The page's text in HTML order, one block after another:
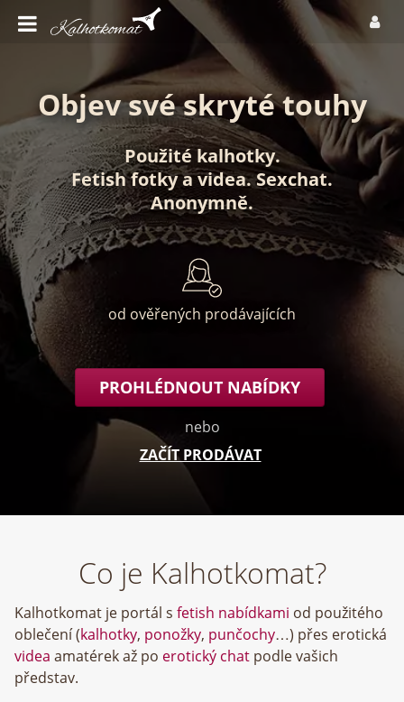
Objev své skryté touhy
Použité kalhotky.
Fetish fotkyavidea.Sexchat.
Anonymně.
od ověřených prodávajících
PROHLÉDNOUT NABÍDKY
nebo
ZAČÍT PRODÁVAT
Co je Kalhotkomat?
Kalhotkomat je portál s fetish nabídkami od použitého
oblečení (kalhotky, ponožky, punčochy…) přes erotická
videa amatérek až po erotický chat podle vašich
představ.